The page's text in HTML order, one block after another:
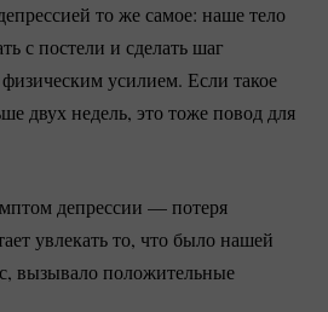
то же самое: наше тело
с постели и сделать шаг
усилием. Если такое
двух недель, это тоже повод для
депрессии — потеря
увлекать то, что было нашей
вызывало положительные